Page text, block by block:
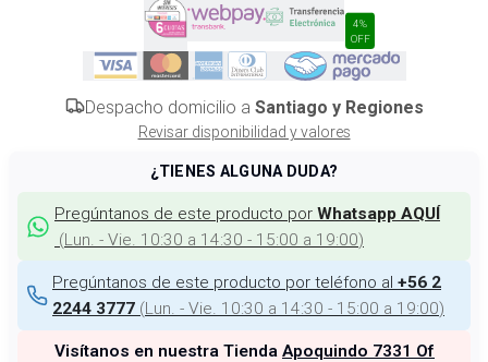
4%
OFF
Despacho domicilio a Santiago y Regiones
Revisar disponibilidad y valores
¿TIENES ALGUNA DUDA?
Pregúntanos de este producto por Whatsapp AQUÍ
(Lun. - Vie. 10:30 a 14:30 - 15:00 a 19:00)
Pregúntanos de este producto por teléfono al +56 2
2244 3777 (Lun. - Vie. 10:30 a 14:30 - 15:00 a 19:00)
Visítanos en nuestra Tienda Apoquindo 7331 Of